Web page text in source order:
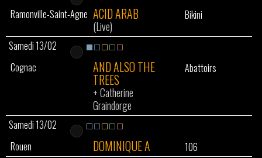
Ramonville-Saint-Agne ACID ARAB
(Live)
Bikini
Samedi 13/02
Cognac
AND ALSO THE
TREES
+Catherine
Graindorge
Abattoirs
Samedi 13/02
Rouen
DOMINIQUE A
106